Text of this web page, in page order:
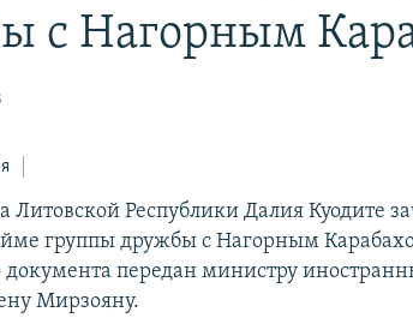
с Нагорным
Литовской Республики Далия Куодите
группы дружбы с Нагорным
документа передан министру
Мирзояну.